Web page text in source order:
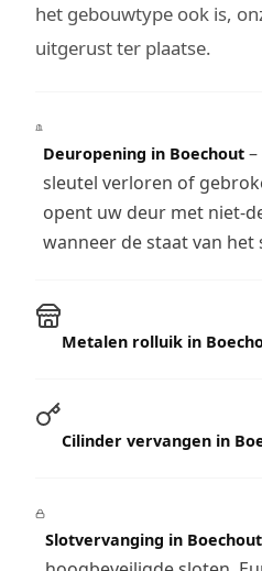
het gebouwtype ook is,
uitgerust ter plaatse.
Deuropening in Boechout–
sleutel verloren of
opent uw deur met niet-
wanneer de staat van het
Metalen rolluik in
Cilinder vervangen in
Slotvervanging in Boechout